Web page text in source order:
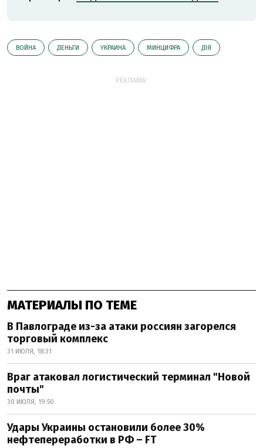
ВОЙНА ДЕНЬГИ УКРАИНА МИНЦИФРА ДІЯ
РЕКЛАМА:
МАТЕРИАЛЫ ПО ТЕМЕ
В Павлограде из-за атаки россиян загорелся
торговый комплекс
31 ИЮЛЯ, 18:31
Враг атаковал логистический терминал "Новой
почты"
30 ИЮЛЯ, 19:50
Удары Украины остановили более 30%
нефтепереработки в РФ – FT